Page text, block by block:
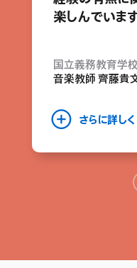
楽しんでいます
国立義務教育学
音楽教師 齊藤貴
さらに詳しく